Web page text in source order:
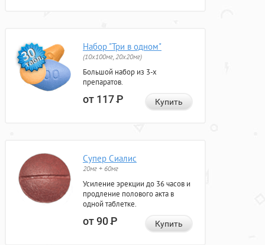
Набор "Три в одном"
(10x100мг, 20x20мг)
Большой набор из 3-х
препаратов.
от 117Р Купить
Супер Сиалис
20мг + 60мг
Усиление эрекции до 36 часов и
продление полового акта в
одной таблетке.
от 90Р Купить